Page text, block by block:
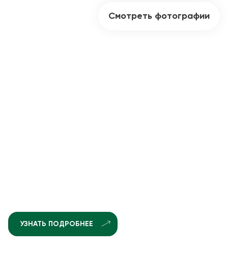
Смотреть фотографии
УЗНАТЬ ПОДРОБНЕЕ